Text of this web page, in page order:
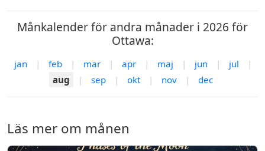
Månkalender för andra månader i 2026 för
Ottawa:
jan | feb | mar | apr | maj | jun | jul
|
aug
| sep | okt | nov | dec
Läs mer om månen